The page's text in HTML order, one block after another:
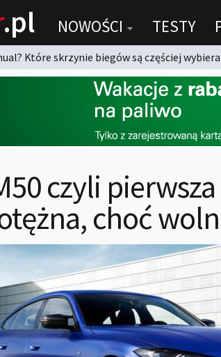
.pl NOWOŚCI TESTY
Które skrzynie biegów są częściej
czyli
choć